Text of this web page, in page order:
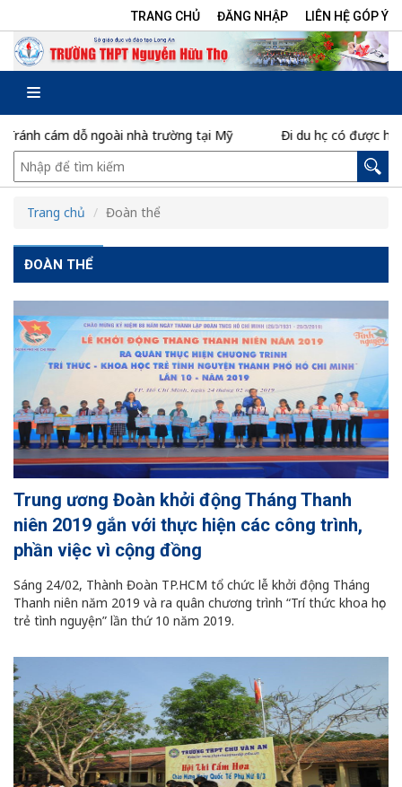
TRANG CHỦ ĐĂNG NHẬP LIÊN HỆ GÓP Ý
cám dỗ ngoài nhà trường tại Mỹ Đi du học có được hoãn
Trang chủ Đoàn thể
ĐOÀN THỂ
Trung ương Đoàn khởi động Tháng Thanh
niên 2019 gắn với thực hiện các công trình,
phần việc vì cộng đồng
Sáng 24/02, Thành Đoàn TP.HCM tổ chức lễ khởi động Tháng
Thanh niên năm 2019 và ra quân chương trình “Trí thức khoa học
trẻ tình nguyện” lần thứ 10 năm 2019.